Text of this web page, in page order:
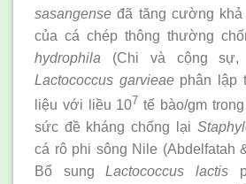
sasangense đã tăng cường khả
của cá chép thông thường
hydrophila (Chi và cộng sự,
Lactococcus garvieaephân lập
liệu với liều 107 tế bào/gm
sức đề kháng chống lại
cá rô phi sông Nile (Abdelfatah
Bổ sungLactococcus lactis